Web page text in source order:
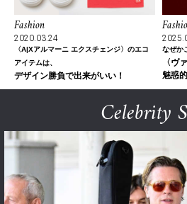
Fashion
2020.03.24
〈A|Xアルマーニ エクスチェンジ〉のエコ
アイテムは、
デザイン勝負で出来がいい！
なぜか
〈ヴ
魅惑
Celebrity